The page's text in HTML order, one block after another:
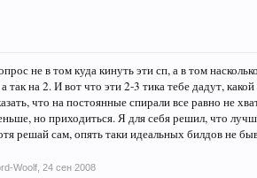
не в том куда кинуть эти сп, а в том
так на 2. И вот что эти 2-3 тика тебе дадут,
что на постоянные спирали все равно не
но приходиться. Я для себя решил, что
решай сам, опять таки идеальных билдов не
Woolf 24 сен 2008